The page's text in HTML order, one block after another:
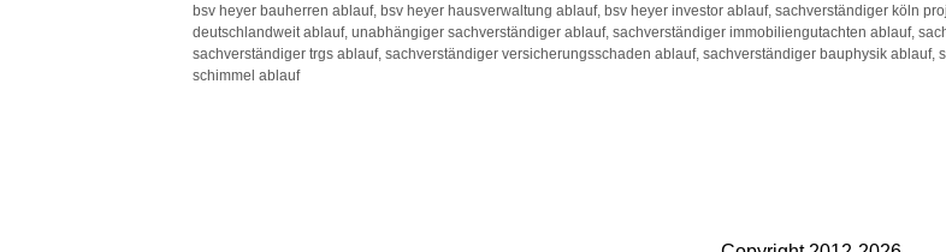
bsv heyer bauherren ablauf, bsv heyer hausverwaltung ablauf, bsv heyer investor ablauf, sachverständiger köln
deutschlandweit ablauf, unabhängiger sachverständiger ablauf, sachverständiger immobiliengutachten ablauf,
sachverständiger trgs ablauf, sachverständiger versicherungsschaden ablauf, sachverständiger bauphysik
schimmel ablauf